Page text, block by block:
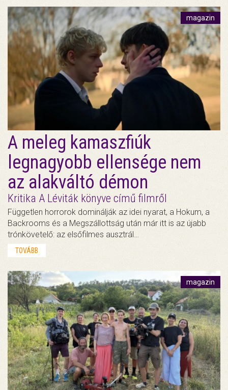
magazin
A meleg kamaszfiúk
legnagyobb ellensége nem
az alakváltó démon
Kritika A Léviták könyve című filmről
Független horrorok dominálják az idei nyarat, a Hokum, a
Backrooms és a Megszállottság után már itt is az újabb
trónkövetelő: az elsőfilmes ausztrál…
TOVÁBB
magazin